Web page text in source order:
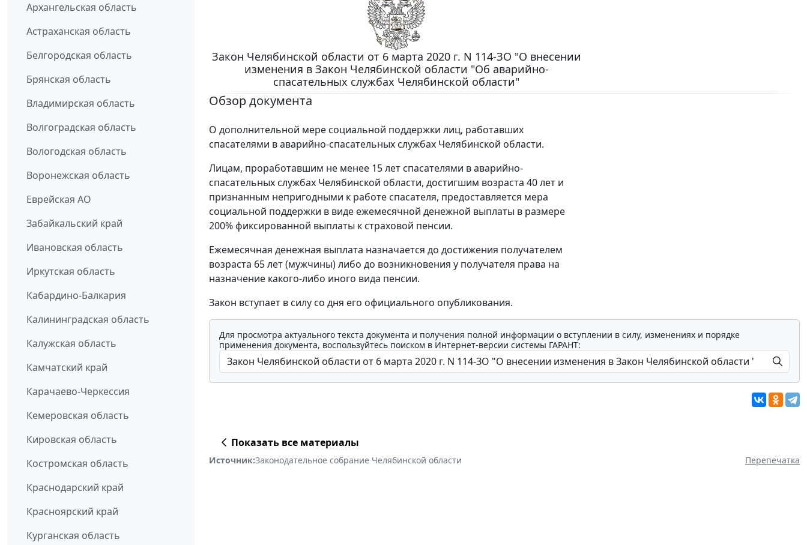
Архангельская область
Астраханская область
Белгородская область
Брянская область
Владимирская область
Волгоградская область
Вологодская область
Воронежская область
Еврейская АО
Забайкальский край
Ивановская область
Иркутская область
Кабардино-Балкария
Калининградская область
Калужская область
Камчатский край
Карачаево-Черкессия
Кемеровская область
Кировская область
Костромская область
Краснодарский край
Красноярский край
Курганская область
Закон Челябинской области от 6 марта 2020 г. N 114-ЗО "О внесении
изменения в Закон Челябинской области "Об аварийно-
спасательных службах Челябинской области"
Обзор документа
О дополнительной мере социальной поддержки лиц, работавших
спасателями в аварийно-спасательных службах Челябинской области.
Лицам, проработавшим не менее 15 лет спасателями в аварийно-
спасательных службах Челябинской области, достигшим возраста 40 лет и
признанным непригодными к работе спасателя, предоставляется мера
социальной поддержки в виде ежемесячной денежной выплаты в размере
200% фиксированной выплаты к страховой пенсии.
Ежемесячная денежная выплата назначается до достижения получателем
возраста 65 лет (мужчины) либо до возникновения у получателя права на
назначение какого-либо иного вида пенсии.
Закон вступает в силу со дня его официального опубликования.
Для просмотра актуального текста документа и получения полной информации о вступлении в силу, изменениях и порядке
применения документа, воспользуйтесь поиском в Интернет-версии системы ГАРАНТ:
Показать все материалы
Источник:Законодательное собрание Челябинской области Перепечатка